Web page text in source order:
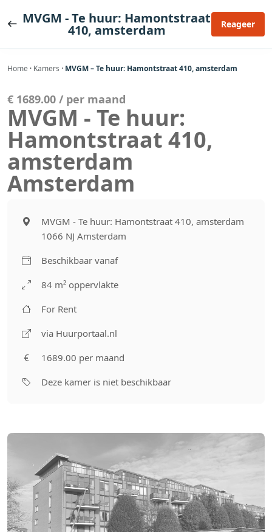
naar MVGM - Te huur: Hamontstraat
410, amsterdam Reageer
Home · Kamers · MVGM – Te huur: Hamontstraat 410, amsterdam
€ 1689.00 / per maand
MVGM - Te huur:
Hamontstraat 410,
amsterdam
Amsterdam
MVGM - Te huur: Hamontstraat 410, amsterdam
1066 NJ Amsterdam
Beschikbaar vanaf
84 m² oppervlakte
For Rent
via Huurportaal.nl
1689.00 per maand
Deze kamer is niet beschikbaar